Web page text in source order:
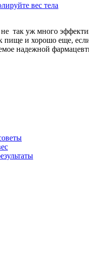
вес тела
так уж много
пище и хорошо еще,
надежной